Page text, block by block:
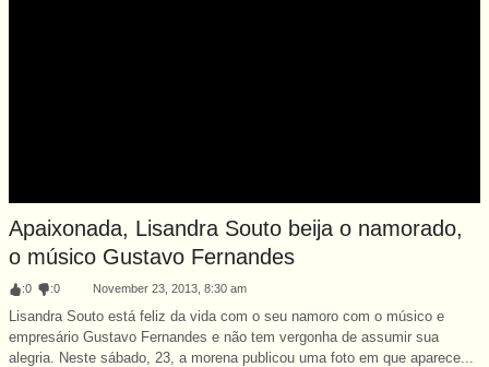
Apaixonada, Lisandra Souto beija o namorado,
o músico Gustavo Fernandes
:0 :0 November 23, 2013, 8:30 am
Lisandra Souto está feliz da vida com o seu namoro com o músico e
empresário Gustavo Fernandes e não tem vergonha de assumir sua
alegria. Neste sábado, 23, a morena publicou uma foto em que aparece...